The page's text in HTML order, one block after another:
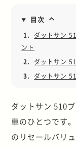
目次
1.
ダットサン
ント
2.
ダットサン
3.
ダットサン
ダットサン 510
車のひとつです
のリセールバリ